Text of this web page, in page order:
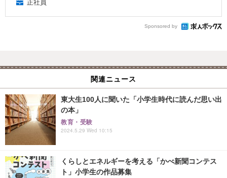
正社員
Sponsored by
関連ニュース
東大生100人に聞いた「小学生時代に読んだ思い出
の本」
教育・受験
2024.5.29 Wed 10:15
くらしとエネルギーを考える「かべ新聞コンテス
ト」小学生の作品募集